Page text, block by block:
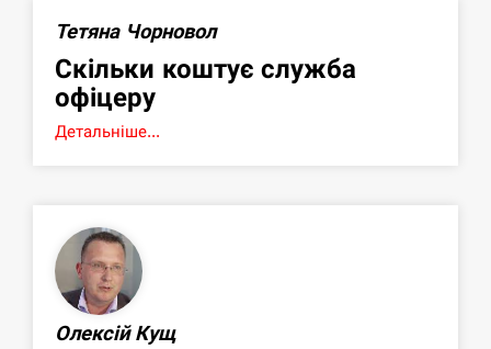
Тетяна Чорновол
Скільки коштує служба
офіцеру
Детальніше...
Олексій Кущ